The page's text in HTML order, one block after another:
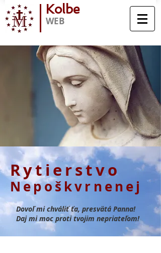
Kolbe
WEB
Rytierstvo
Nepoškvr nenej
Dovoľ mi chváliť ťa, presvätá Panna!
Daj mi moc proti tvojim nepriateľom!